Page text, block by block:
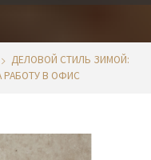
ДЕЛОВОЙ СТИЛЬ ЗИМОЙ:
РАБОТУ В ОФИС